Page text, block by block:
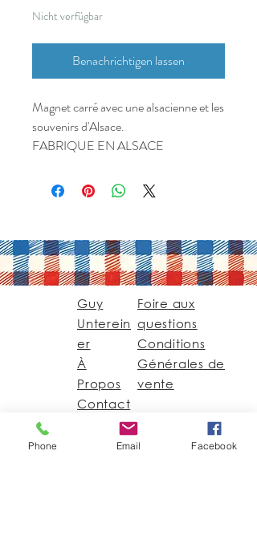
Nicht verfügbar
Benachrichtigen lassen
Magnet carré avec une alsacienne et les
souvenirs d'Alsace.
FABRIQUE EN ALSACE
Guy
Unterein
er
À
Propos
Contact
Foire aux
questions
Conditions
Générales de
vente
Guy@GuyUntereiner.fr
Phone Email Facebook